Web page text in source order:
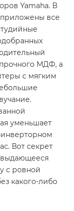
Yamaha. В
приложены все
МДФ, а
с мягким
уменьшает
Вот секрет
выдающееся
с ровной
какого-либо